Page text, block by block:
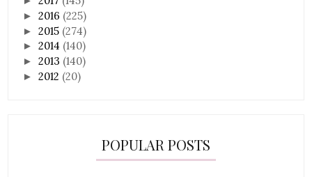
►2016 (225)
►2015 (274)
►2014 (140)
►2013 (140)
►2012 (20)
POPULAR POSTS